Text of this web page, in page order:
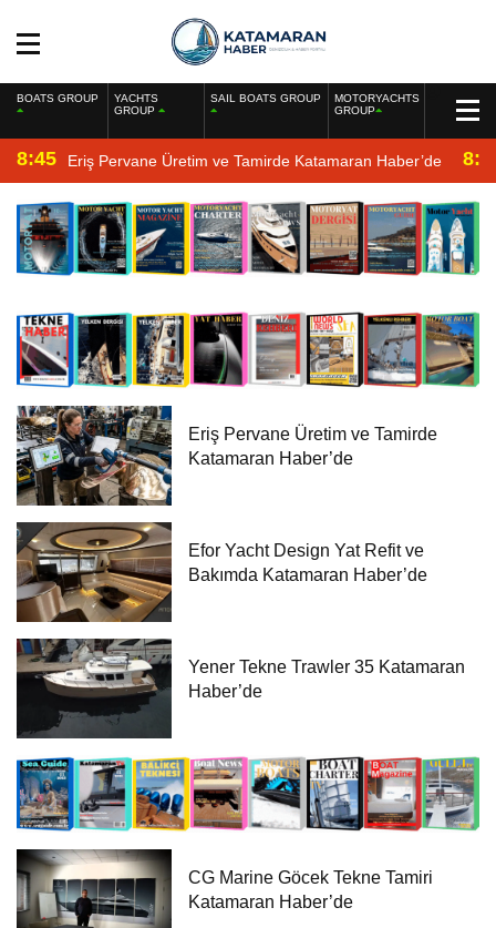
BOATS GROUP
YACHTS
GROUP
SAIL BOATS GROUP
MOTORYACHTS
GROUP
8:45 Eriş Pervane Üretim ve Tamirde Katamaran Haber’de
Eriş Pervane Üretim ve Tamirde
Katamaran Haber’de
Efor Yacht Design Yat Refit ve
Bakımda Katamaran Haber’de
Yener Tekne Trawler 35 Katamaran
Haber’de
CG Marine Göcek Tekne Tamiri
Katamaran Haber’de